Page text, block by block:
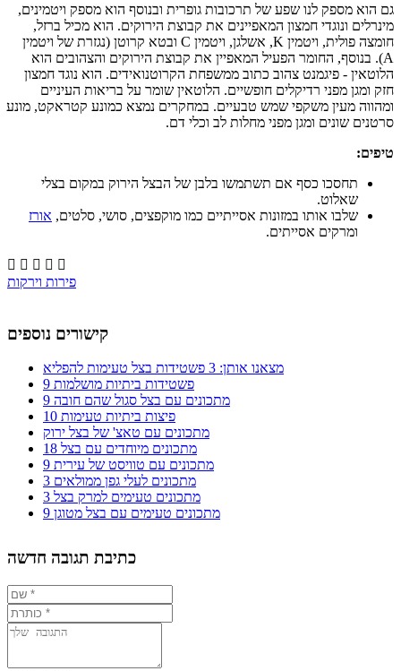
גם הוא מספק לנו שפע של תרכובות גופרית ובנוסף הוא מספק ויטמינים,
מינרלים ונוגדי חמצון המאפיינים את קבוצת הירוקים. הוא מכיל ברזל,
חומצה פולית, ויטמין K, אשלגן, ויטמין C ובטא קרוטן (נגזרת של ויטמין
A). בנוסף, החומר הפעיל המאפיין את קבוצת הירוקים והצהובים הוא
הלוטאין - פיגמנט צהוב כתוב ממשפחת הקרוטנואידים. הוא נוגד חמצון
חזק ומגן מפני רדיקלים חופשיים. הלוטאין שומר על בריאות העיניים
ומהווה מעין משקפי שמש טבעיים. במחקרים נמצא כמונע קטראקט, מונע
סרטנים שונים ומגן מפני מחלות לב וכלי דם.
טיפים:
תחסכו כסף אם תשתמשו בלבן של הבצל הירוק במקום בצלי
שאלוט.
שלבו אותו במזונות אסייתיים כמו מוקפצים, סושי, סלטים, אורז
ומרקים אסייתים.
    
פירות וירקות
קישורים נוספים
מצאנו אותן: 3 פשטידות בצל טעימות להפליא
9 פשטידות ביתיות מושלמות
9 מתכונים עם בצל סגול שהם חובה
10 פיצות ביתיות טעימות
מתכונים עם טאצ' של בצל ירוק
18 מתכונים מיוחדים עם בצל
9 מתכונים עם טוויסט של עירית
3 מתכונים לעלי גפן ממולאים
3 מתכונים טעימים למרק בצל
9 מתכונים טעימים עם בצל מטוגן
כתיבת תגובה חדשה